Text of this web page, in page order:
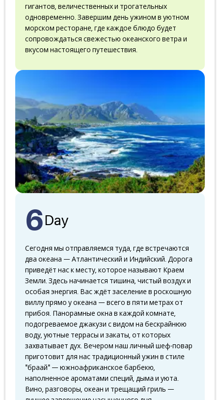
гигантов, величественных и трогательных
одновременно. Завершим день ужином в уютном
морском ресторане, где каждое блюдо будет
сопровождаться свежестью океанского ветра и
вкусом настоящего путешествия.
6Day
Сегодня мы отправляемся туда, где встречаются
два океана — Атлантический и Индийский. Дорога
приведёт нас к месту, которое называют Краем
Земли. Здесь начинается тишина, чистый воздух и
особая энергия. Вас ждёт заселение в роскошную
виллу прямо у океана — всего в пяти метрах от
прибоя. Панорамные окна в каждой комнате,
подогреваемое джакузи с видом на бескрайнюю
воду, уютные террасы и закаты, от которых
захватывает дух. Вечером наш личный шеф-повар
приготовит для нас традиционный ужин в стиле
"браай" — южноафриканское барбекю,
наполненное ароматами специй, дыма и уюта.
Вино, разговоры, океан и трещащий гриль —